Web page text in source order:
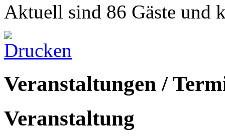
Aktuell sind 86 Gäste und
Veranstaltungen /
Veranstaltung